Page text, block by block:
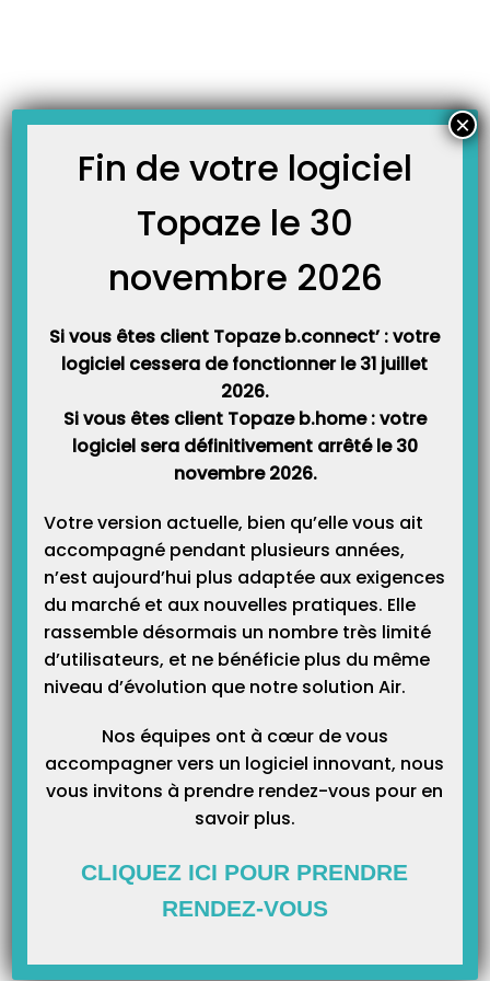
Principe : Pour les praticiens travaillant à plusieurs, le lecteur de carte est
patient et qui vous demande de le faire à l’aide de votre…
Catégories
Fin de votre logiciel
Topaze le 30
novembre 2026
Si vous êtes client Topaze b.connect’ : votre
logiciel cessera de fonctionner le 31 juillet
2026.
Si vous êtes client Topaze b.home : votre
logiciel sera définitivement arrêté le 30
novembre 2026.
Votre version actuelle, bien qu’elle vous ait
accompagné pendant plusieurs années,
n’est aujourd’hui plus adaptée aux exigences
du marché et aux nouvelles pratiques. Elle
rassemble désormais un nombre très limité
d’utilisateurs, et ne bénéficie plus du même
niveau d’évolution que notre solution Air.
Nos équipes ont à cœur de vous
accompagner vers un logiciel innovant, nous
vous invitons à prendre rendez-vous pour en
savoir plus.
CLIQUEZ ICI POUR PRENDRE
RENDEZ-VOUS
×